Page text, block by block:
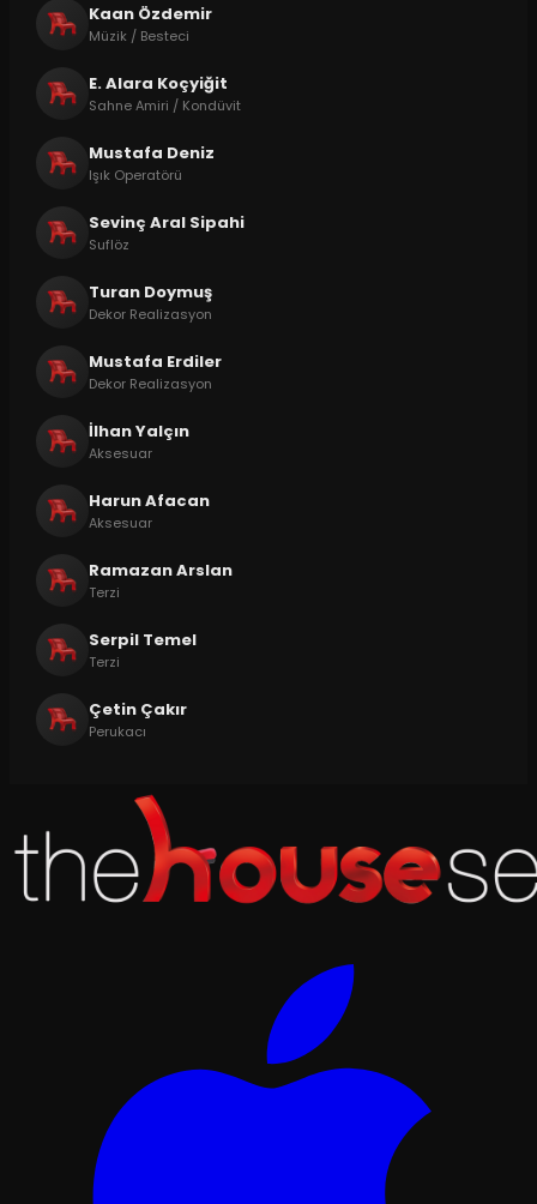
Kaan Özdemir
Müzik / Besteci
E. Alara Koçyiğit
Sahne Amiri / Kondüvit
Mustafa Deniz
Işık Operatörü
Sevinç Aral Sipahi
Suflöz
Turan Doymuş
Dekor Realizasyon
Mustafa Erdiler
Dekor Realizasyon
İlhan Yalçın
Aksesuar
Harun Afacan
Aksesuar
Ramazan Arslan
Terzi
Serpil Temel
Terzi
Çetin Çakır
Perukacı